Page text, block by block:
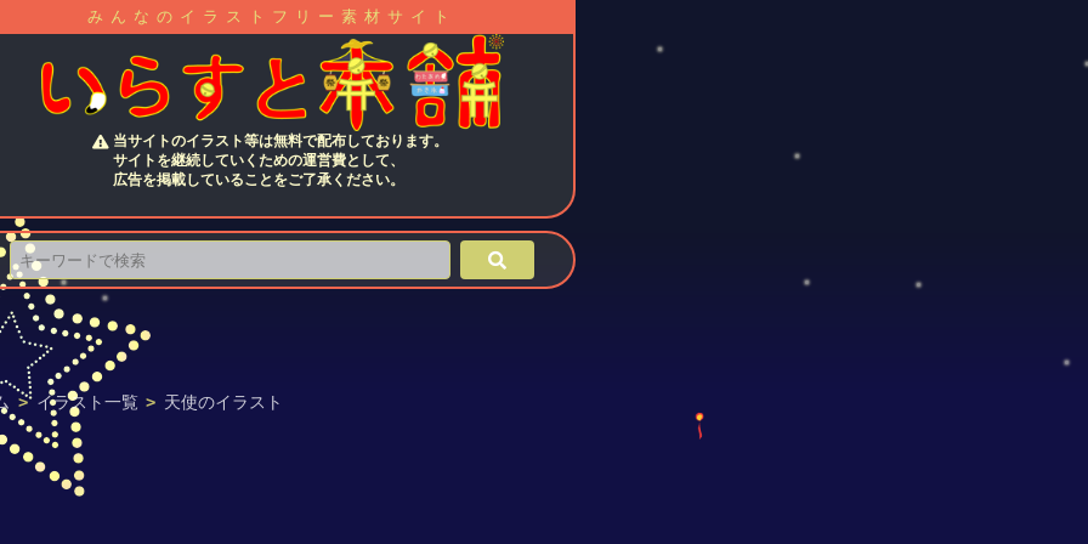
みんなのイラストフリー素材サイト
当サイトのイラスト等は無料で配布しております。
サイトを継続していくための運営費として、
広告を掲載していることをご了承ください。
> イラスト一覧 > 天使のイラスト